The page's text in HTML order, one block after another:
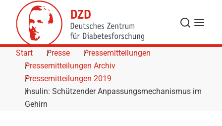
Skip to Content
Suche
Start Presse
Pressemitteilungen
Pressemitteilungen Archiv
Pressemitteilungen 2019
Insulin: Schützender Anpassungsmechanismus im
Gehirn